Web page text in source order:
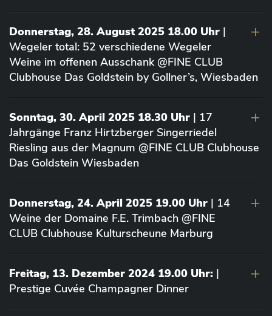
Donnerstag, 28. August 2025 18.00 Uhr |
Wegeler total: 52 verschiedene Wegeler
Weine im offenen Ausschank @FINE CLUB
Clubhouse Das Goldstein by Gollner’s, Wiesbaden
Sonntag, 30. April 2025 18.30 Uhr | 17
Jahrgänge Franz Hirtzberger Singerriedel
Riesling aus der Magnum @FINE CLUB Clubhouse
Das Goldstein Wiesbaden
Donnerstag, 24. April 2025 19.00 Uhr | 14
Weine der Domaine F.E. Trimbach @FINE
CLUB Clubhouse Kulturscheune Marburg
Freitag, 13. Dezember 2024 19.00 Uhr: |
Prestige Cuvée Champagner Dinner